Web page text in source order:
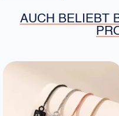
AUCH BELIEBT